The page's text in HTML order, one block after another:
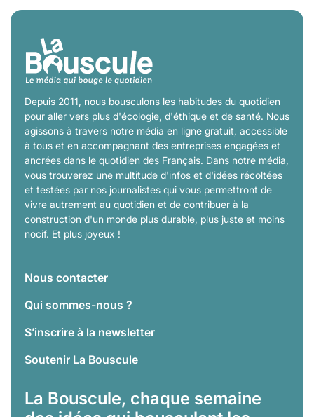
Depuis 2011, nous bousculons les habitudes du quotidien
pour aller vers plus d'écologie, d'éthique et de santé. Nous
agissons à travers notre média en ligne gratuit, accessible
à tous et en accompagnant des entreprises engagées et
ancrées dans le quotidien des Français. Dans notre média,
vous trouverez une multitude d'infos et d'idées récoltées
et testées par nos journalistes qui vous permettront de
vivre autrement au quotidien et de contribuer à la
construction d'un monde plus durable, plus juste et moins
nocif. Et plus joyeux !
Nous contacter
Qui sommes-nous ?
S’inscrire à la newsletter
Soutenir La Bouscule
La Bouscule, chaque semaine